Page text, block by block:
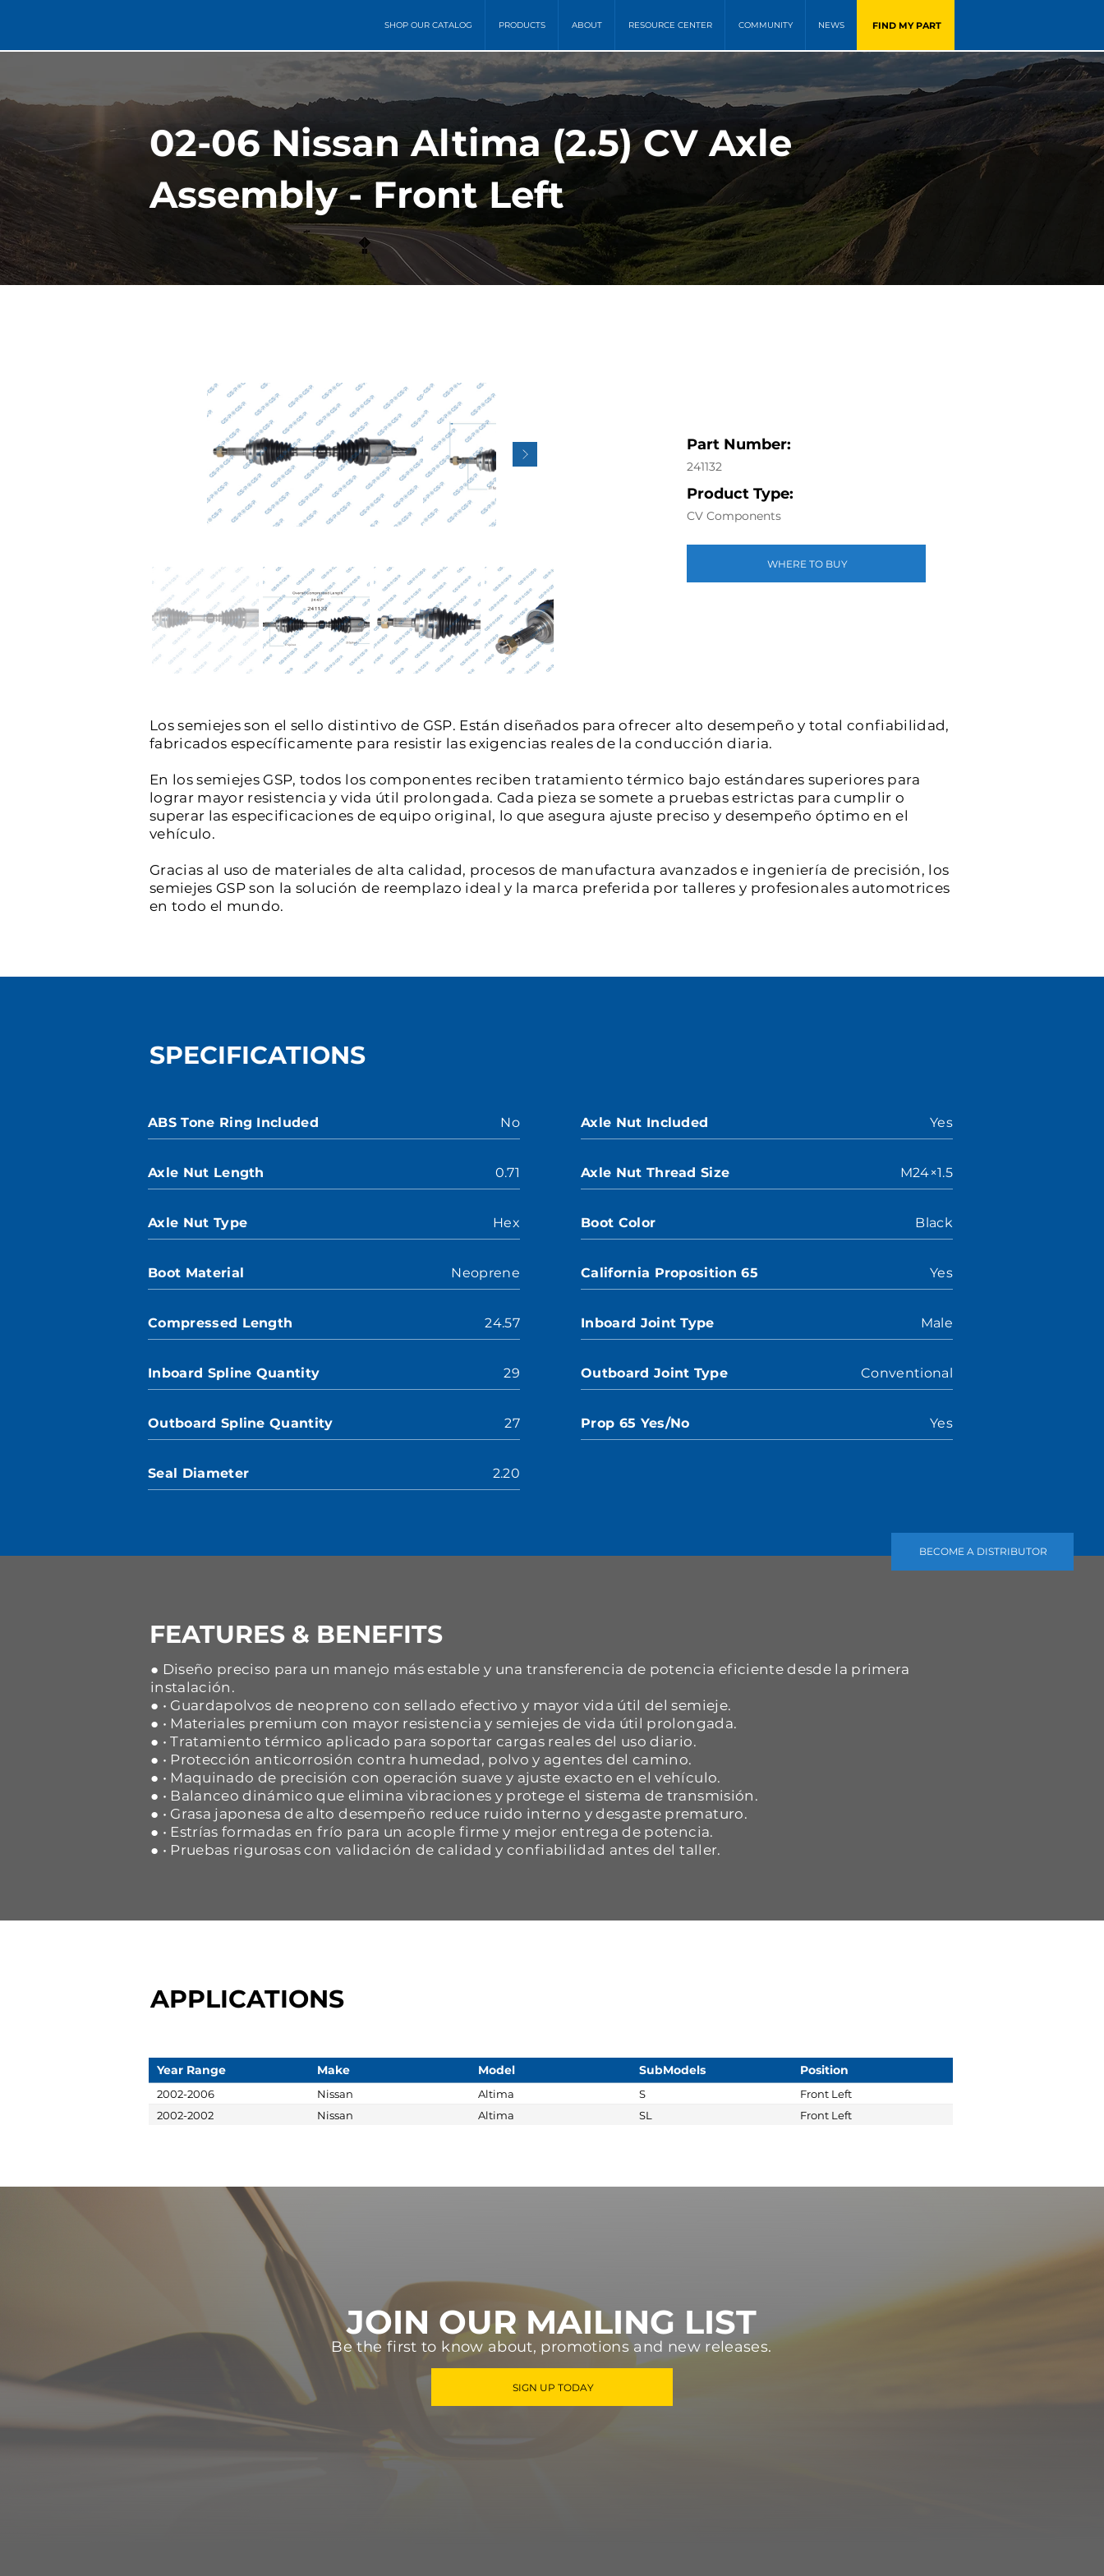
SHOP OUR CATALOG PRODUCTS ABOUT RESOURCE CENTER COMMUNITY NEWS FIND MY PART
BECOME A DISTRIBUTOR
02-06 Nissan Altima (2.5) CV Axle
Assembly - Front Left
Part Number:
241132
Product Type:
CV Components
WHERE TO BUY
Los semiejes son el sello distintivo de GSP. Están diseñados para ofrecer alto desempeño y total confiabilidad,
fabricados específicamente para resistir las exigencias reales de la conducción diaria.
En los semiejes GSP, todos los componentes reciben tratamiento térmico bajo estándares superiores para
lograr mayor resistencia y vida útil prolongada. Cada pieza se somete a pruebas estrictas para cumplir o
superar las especificaciones de equipo original, lo que asegura ajuste preciso y desempeño óptimo en el
vehículo.
Gracias al uso de materiales de alta calidad, procesos de manufactura avanzados e ingeniería de precisión, los
semiejes GSP son la solución de reemplazo ideal y la marca preferida por talleres y profesionales automotrices
en todo el mundo.
SPECIFICATIONS
ABS Tone Ring Included No
Axle Nut Length 0.71
Axle Nut Type Hex
Boot Material Neoprene
Compressed Length 24.57
Inboard Spline Quantity 29
Outboard Spline Quantity 27
Seal Diameter 2.20
Axle Nut Included Yes
Axle Nut Thread Size M24×1.5
Boot Color Black
California Proposition 65 Yes
Inboard Joint Type Male
Outboard Joint Type Conventional
Prop 65 Yes/No Yes
FEATURES & BENEFITS
● Diseño preciso para un manejo más estable y una transferencia de potencia eficiente desde la primera
instalación.
● • Guardapolvos de neopreno con sellado efectivo y mayor vida útil del semieje.
● • Materiales premium con mayor resistencia y semiejes de vida útil prolongada.
● • Tratamiento térmico aplicado para soportar cargas reales del uso diario.
● • Protección anticorrosión contra humedad, polvo y agentes del camino.
● • Maquinado de precisión con operación suave y ajuste exacto en el vehículo.
● • Balanceo dinámico que elimina vibraciones y protege el sistema de transmisión.
● • Grasa japonesa de alto desempeño reduce ruido interno y desgaste prematuro.
● • Estrías formadas en frío para un acople firme y mejor entrega de potencia.
● • Pruebas rigurosas con validación de calidad y confiabilidad antes del taller.
APPLICATIONS
Year Range Make Model SubModels Position
2002-2006 Nissan Altima S
Front Left
2002-2002
Nissan Altima SL Front Left
JOIN OUR MAILING LIST
Be the first to know about, promotions and new releases.
SIGN UP TODAY